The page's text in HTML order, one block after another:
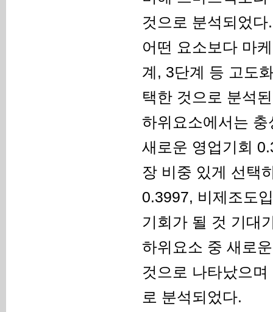
것으로 분석되었
어떤 요소보다 마
계, 3단계 등 고도
택한 것으로 분석
하위요소에서는
새로운 영업기회
장 비중 있게 선택
0.3997, 비제조도
기회가 될 것 기대
하위요소 중 새로
것으로 나타났으
로 분석되었다.